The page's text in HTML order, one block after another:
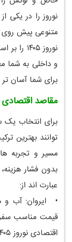
نوروز را در یکی
متنوعی پیش
نوروز
و داخلی به شما
برای شما آسان
مقاصد اقتصادی
برای انتخاب یک
مسیر و تجربه
بدون فشار
عبارت اند از:
•
ایروان: آب و
قیمت مناسب
اقتصادی نوروز ۱۴۰۵ تبدیل می کند.